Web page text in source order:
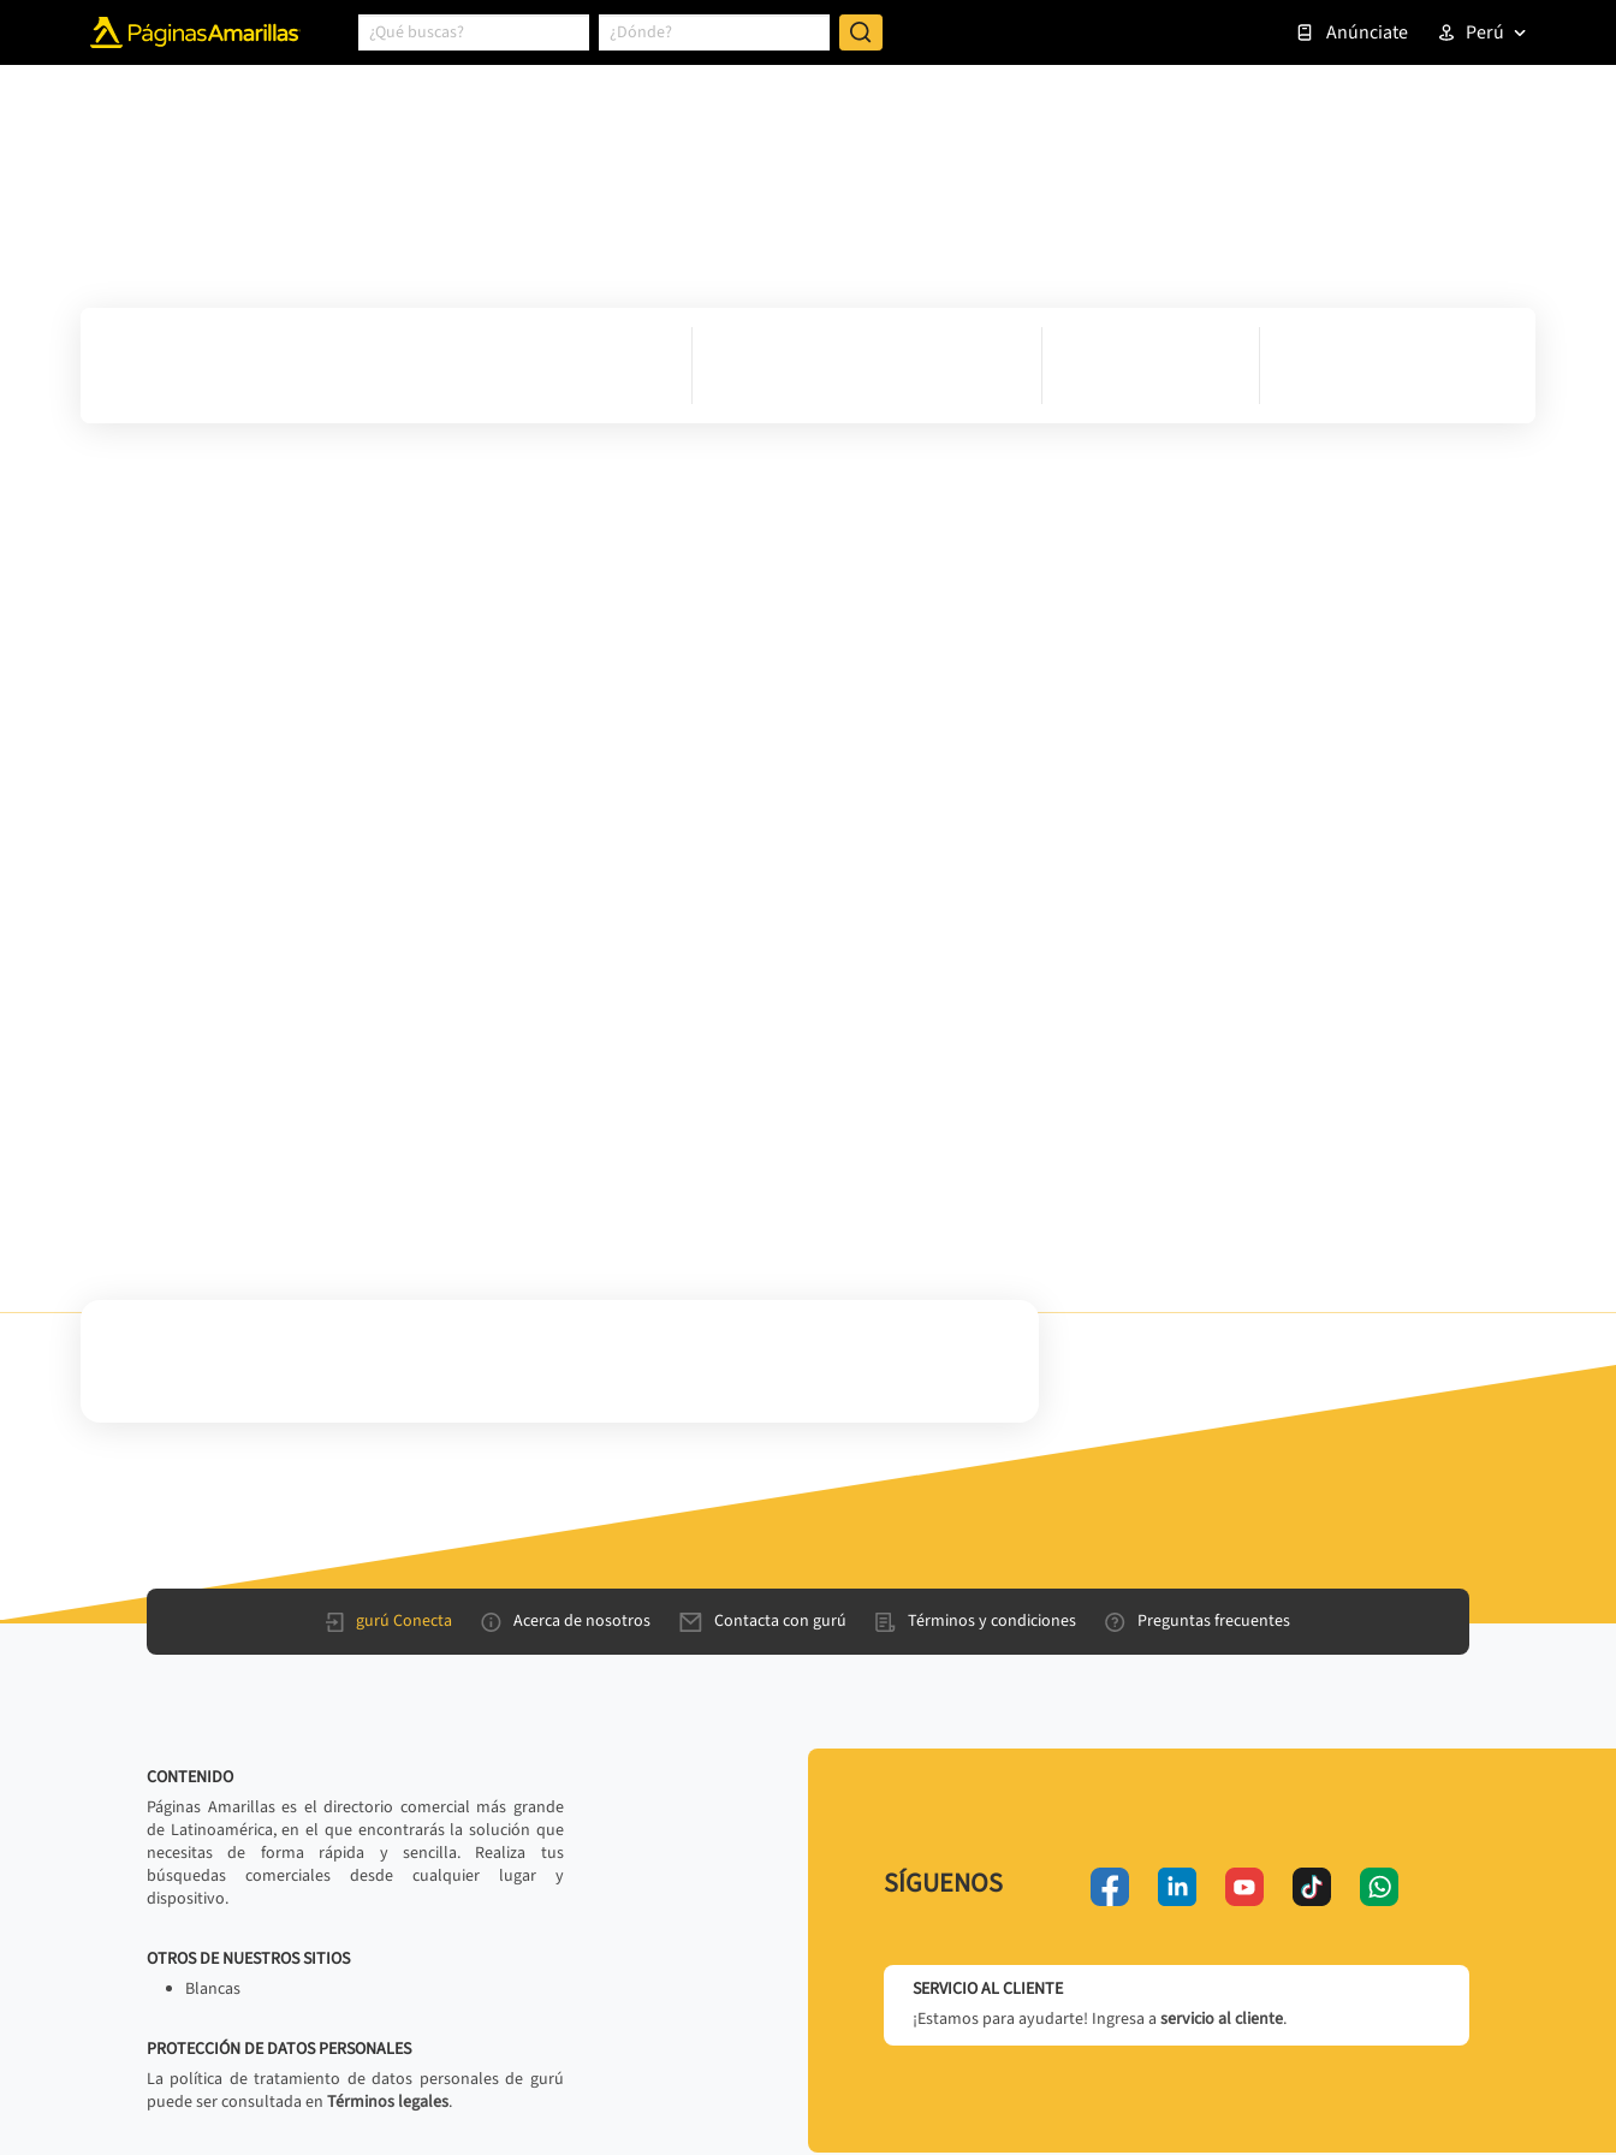
Anúnciate Perú
gurú Conecta Acerca de nosotros Contacta con gurú Términos y condiciones Preguntas frecuentes
CONTENIDO
Páginas Amarillas es el directorio comercial más grande
de Latinoamérica, en el que encontrarás la solución que
necesitas de forma rápida y sencilla. Realiza tus
búsquedas comerciales desde cualquier lugar y
dispositivo.
OTROS DE NUESTROS SITIOS
Blancas
PROTECCIÓN DE DATOS PERSONALES
La política de tratamiento de datos personales de gurú
puede ser consultada en Términos legales.
SÍGUENOS
SERVICIO AL CLIENTE
¡Estamos para ayudarte! Ingresa a servicio al cliente.